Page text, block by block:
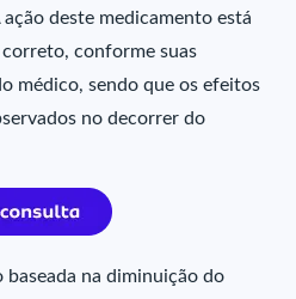
deste medicamento está
conforme suas
médico, sendo que os efeitos
no decorrer do
baseada na diminuição do